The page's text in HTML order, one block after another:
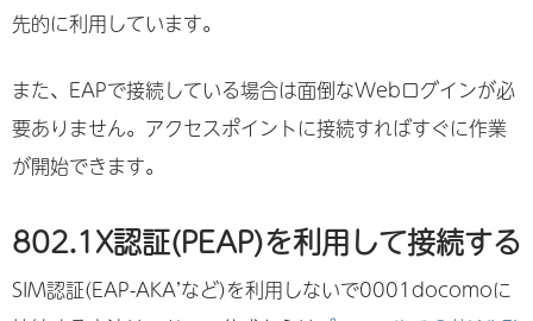
先的に利用しています。
また、EAPで接続している場合は面倒なWebログインが必
要ありません。アクセスポイントに接続すればすぐに作業
が開始できます。
802.1X認証(PEAP)を利用して接続する
SIM認証(EAP-AKA’など)を利用しないで0001docomoに